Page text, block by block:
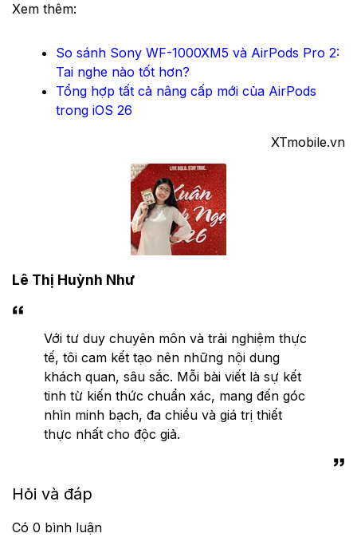
Xem thêm:
So sánh Sony WF-1000XM5 và AirPods Pro 2:
Tai nghe nào tốt hơn?
Tổng hợp tất cả nâng cấp mới của AirPods
trong iOS 26
XTmobile.vn
Lê Thị Huỳnh Như
Với tư duy chuyên môn và trải nghiệm thực
tế, tôi cam kết tạo nên những nội dung
khách quan, sâu sắc. Mỗi bài viết là sự kết
tinh từ kiến thức chuẩn xác, mang đến góc
nhìn minh bạch, đa chiều và giá trị thiết
thực nhất cho độc giả.
Hỏi và đáp
Có 0 bình luận